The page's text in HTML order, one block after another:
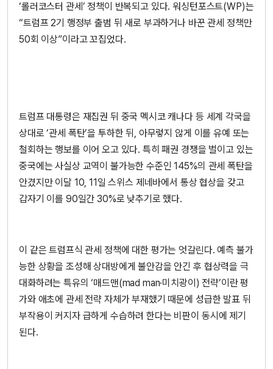
‘롤러코스터 관세’ 정책이 반복되고 있다. 워싱턴포스트(WP)는
“트럼프 2기 행정부 출범 뒤 새로 부과하거나 바꾼 관세 정책만
50회 이상”이라고 꼬집었다.
트럼프 대통령은 재집권 뒤 중국 멕시코 캐나다 등 세계 각국을
상대로 ‘관세 폭탄’을 투하한 뒤, 아무렇지 않게 이를 유예 또는
철회하는 행보를 이어 오고 있다. 특히 패권 경쟁을 벌이고 있는
중국에는 사실상 교역이 불가능한 수준인 145%의 관세 폭탄을
안겼지만 이달 10, 11일 스위스 제네바에서 통상 협상을 갖고
갑자기 이를 90일간 30%로 낮추기로 했다.
이 같은 트럼프식 관세 정책에 대한 평가는 엇갈린다. 예측 불가
능한 상황을 조성해 상대방에게 불안감을 안긴 후 협상력을 극
대화하려는 특유의 ‘매드맨(mad man·미치광이) 전략’이란 평
가와 애초에 관세 전략 자체가 부재했기 때문에 성급한 발표 뒤
부작용이 커지자 급하게 수습하려 한다는 비판이 동시에 제기
된다.